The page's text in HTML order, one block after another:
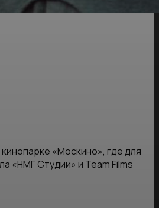
кинопарке «Москино», где для
«НМГ Студии» и Team Films